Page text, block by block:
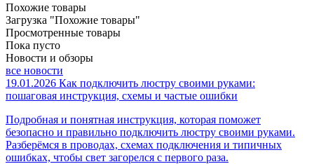
Похожие товары
Загрузка "Похожие товары"
Просмотренные товары
Пока пусто
Новости и обзоры
все новости
19.01.2026 Как подключить люстру своими руками:
пошаговая инструкция, схемы и частые ошибки
Подробная и понятная инструкция, которая поможет
безопасно и правильно подключить люстру своими руками.
Разберёмся в проводах, схемах подключения и типичных
ошибках, чтобы свет загорелся с первого раза.